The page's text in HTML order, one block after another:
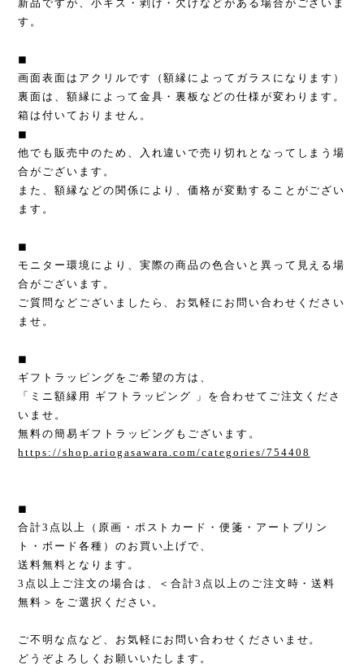
新品ですが、小キズ・剥げ・欠けなどがある場合がございま
す。
◼︎
画面表面はアクリルです（額縁によってガラスになります）
裏面は、額縁によって金具・裏板などの仕様が変わります。
箱は付いておりません。
◼︎
他でも販売中のため、入れ違いで売り切れとなってしまう場
合がございます。
また、額縁などの関係により、価格が変動することがござい
ます。
◼︎
モニター環境により、実際の商品の色合いと異って見える場
合がございます。
ご質問などございましたら、お気軽にお問い合わせください
ませ。
◼︎
ギフトラッピングをご希望の方は、
「ミニ額縁用 ギフトラッピング 」を合わせてご注文くださ
いませ。
無料の簡易ギフトラッピングもございます。
https://shop.ariogasawara.com/categories/754408
◼︎
合計3点以上（原画・ポストカード・便箋・アートプリン
ト・ボード各種）のお買い上げで、
送料無料となります。
3点以上ご注文の場合は、＜合計3点以上のご注文時・送料
無料＞をご選択ください。
ご不明な点など、お気軽にお問い合わせくださいませ。
どうぞよろしくお願いいたします。